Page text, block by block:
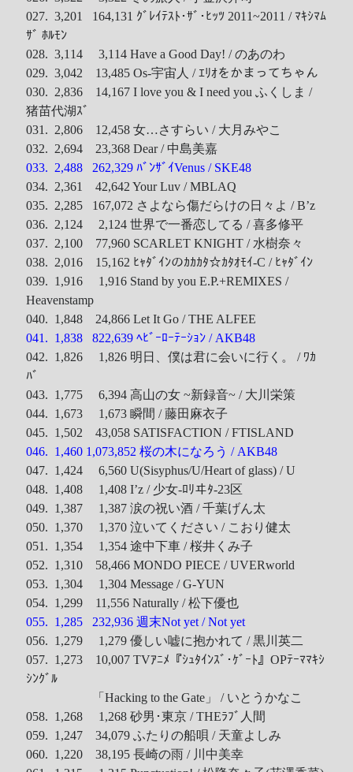
Archives
Archives
027. 3,201 164,131 ｸﾞﾚｲﾃｽﾄ･ｻﾞ･ﾋｯﾂ 2011~2011 / ﾏｷｼﾏﾑ
ｻﾞ ﾎﾙﾓﾝ
028. 3,114 3,114 Have a Good Day! / のあのわ
029. 3,042 13,485 Os-宇宙人 / ｴﾘｵをかまってちゃん
030. 2,836 14,167 I love you & I need you ふくしま /
猪苗代湖ｽﾞ
031. 2,806 12,458 女…さすらい / 大月みやこ
032. 2,694 23,368 Dear / 中島美嘉
033. 2,488 262,329 ﾊﾞﾝｻﾞｲVenus / SKE48
034. 2,361 42,642 Your Luv / MBLAQ
035. 2,285 167,072 さよなら傷だらけの日々よ / B’z
036. 2,124 2,124 世界で一番恋してる / 喜多修平
037. 2,100 77,960 SCARLET KNIGHT / 水樹奈々
038. 2,016 15,162 ﾋｬﾀﾞｲﾝのｶｶｶﾀ☆ｶﾀｵﾓｲ-C / ﾋｬﾀﾞｲﾝ
039. 1,916 1,916 Stand by you E.P.+REMIXES /
Heavenstamp
040. 1,848 24,866 Let It Go / THE ALFEE
041. 1,838 822,639 ﾍﾋﾞｰﾛｰﾃｰｼｮﾝ / AKB48
042. 1,826 1,826 明日、僕は君に会いに行く。 / ﾜｶ
ﾊﾞ
043. 1,775 6,394 高山の女 ~新録音~ / 大川栄策
044. 1,673 1,673 瞬間 / 藤田麻衣子
045. 1,502 43,058 SATISFACTION / FTISLAND
046. 1,460 1,073,852 桜の木になろう / AKB48
047. 1,424 6,560 U(Sisyphus/U/Heart of glass) / U
048. 1,408 1,408 I’z / 少女-ﾛﾘヰﾀ-23区
049. 1,387 1,387 涙の祝い酒 / 千葉げん太
050. 1,370 1,370 泣いてください / こおり健太
051. 1,354 1,354 途中下車 / 桜井くみ子
052. 1,310 58,466 MONDO PIECE / UVERworld
053. 1,304 1,304 Message / G-YUN
054. 1,299 11,556 Naturally / 松下優也
055. 1,285 232,936 週末Not yet / Not yet
056. 1,279 1,279 優しい嘘に抱かれて / 黒川英二
057. 1,273 10,007 TVｱﾆﾒ『ｼｭﾀｲﾝｽﾞ･ｹﾞｰﾄ』OPﾃｰﾏﾏｷｼ
ｼﾝｸﾞﾙ
「Hacking to the Gate」 / いとうかなこ
058. 1,268 1,268 砂男･東京 / THEﾗﾌﾞ人間
059. 1,247 34,079 ふたりの船唄 / 天童よしみ
060. 1,220 38,195 長崎の雨 / 川中美幸